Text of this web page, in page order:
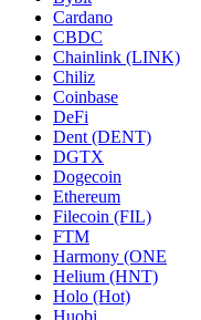
Cardano
CBDC
Chainlink (LINK)
Chiliz
Coinbase
DeFi
Dent (DENT)
DGTX
Dogecoin
Ethereum
Filecoin (FIL)
FTM
Harmony (ONE
Helium (HNT)
Holo (Hot)
Huobi